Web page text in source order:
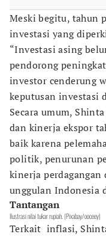
Meski begitu, tahun
investasi yang
“Investasi asing
pendorong
investor cenderung
keputusan investasi
Secara umum,
dan kinerja ekspor
baik karena
politik, penurunan
kinerja perdagangan
unggulan Indonesia
Tantangan
Ilustrasi nilai tukar rupiah. (Pixabay/ooceey)
Terkait inflasi,